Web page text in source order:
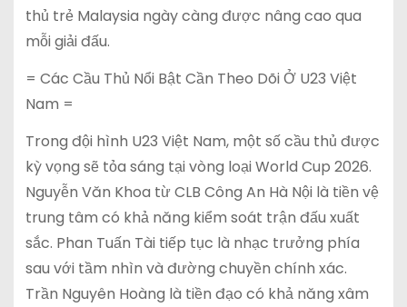
thủ trẻ Malaysia ngày càng được nâng cao qua
mỗi giải đấu.
= Các Cầu Thủ Nổi Bật Cần Theo Dõi Ở U23 Việt
Nam =
Trong đội hình U23 Việt Nam, một số cầu thủ được
kỳ vọng sẽ tỏa sáng tại vòng loại World Cup 2026.
Nguyễn Văn Khoa từ CLB Công An Hà Nội là tiền vệ
trung tâm có khả năng kiểm soát trận đấu xuất
sắc. Phan Tuấn Tài tiếp tục là nhạc trưởng phía
sau với tầm nhìn và đường chuyền chính xác.
Trần Nguyên Hoàng là tiền đạo có khả năng xâm